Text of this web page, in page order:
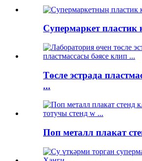
Супермаркет пластик
Төсле эстрада
...
Поп металл плакат